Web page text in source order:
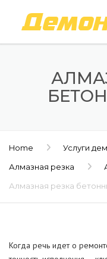
Home
Услуги
Алмазная резка
Алмазная резка
Когда речь идет о